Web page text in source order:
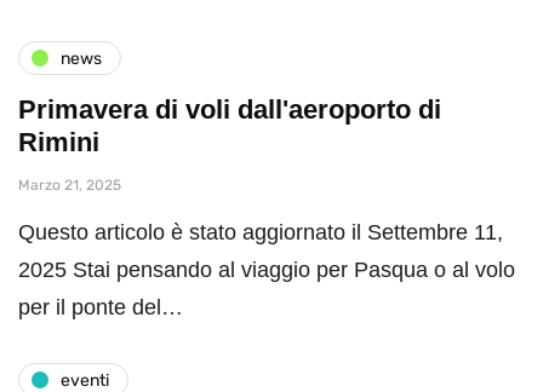
news
Primavera di voli dall'aeroporto di
Rimini
Marzo 21, 2025
Questo articolo è stato aggiornato il Settembre 11,
2025 Stai pensando al viaggio per Pasqua o al volo
per il ponte del…
eventi